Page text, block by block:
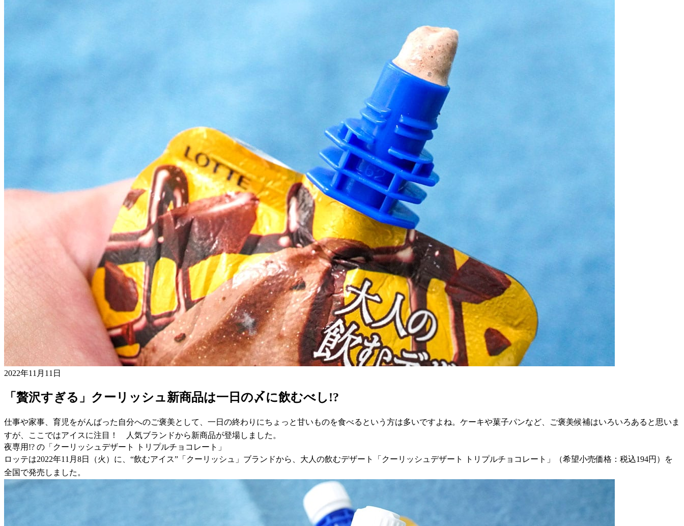
2022年11月11日
「贅沢すぎる」クーリッシュ新商品は一日の〆に飲むべし!?
仕事や家事、育児をがんばった自分へのご褒美として、一日の終わりにちょっと甘いものを食べるという方は多いですよね。ケーキや菓子パンなど、ご褒美候補はいろいろあると思いま
すが、ここではアイスに注目！ 人気ブランドから新商品が登場しました。
夜専用!? の「クーリッシュデザート トリプルチョコレート」
ロッテは2022年11月8日（火）に、“飲むアイス”「クーリッシュ」ブランドから、大人の飲むデザート「クーリッシュデザート トリプルチョコレート」（希望小売価格：税込194円）を
全国で発売しました。